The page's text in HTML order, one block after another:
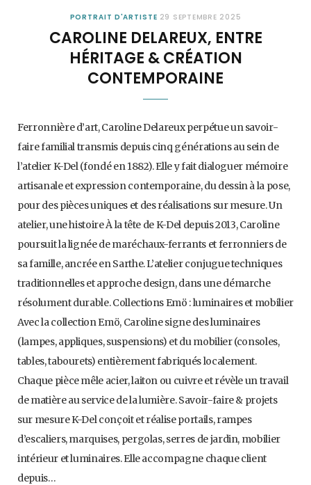
PORTRAIT D'ARTISTE 29 SEPTEMBRE 2025
CAROLINE DELAREUX, ENTRE
HÉRITAGE & CRÉATION
CONTEMPORAINE
Ferronnière d’art, Caroline Delareux perpétue un savoir-
faire familial transmis depuis cinq générations au sein de
l’atelier K-Del (fondé en 1882). Elle y fait dialoguer mémoire
artisanale et expression contemporaine, du dessin à la pose,
pour des pièces uniques et des réalisations sur mesure. Un
atelier, une histoire À la tête de K-Del depuis 2013, Caroline
poursuit la lignée de maréchaux-ferrants et ferronniers de
sa famille, ancrée en Sarthe. L’atelier conjugue techniques
traditionnelles et approche design, dans une démarche
résolument durable. Collections Emö : luminaires et mobilier
Avec la collection Emö, Caroline signe des luminaires
(lampes, appliques, suspensions) et du mobilier (consoles,
tables, tabourets) entièrement fabriqués localement.
Chaque pièce mêle acier, laiton ou cuivre et révèle un travail
de matière au service de la lumière. Savoir-faire & projets
sur mesure K-Del conçoit et réalise portails, rampes
d’escaliers, marquises, pergolas, serres de jardin, mobilier
intérieur et luminaires. Elle accompagne chaque client
depuis…